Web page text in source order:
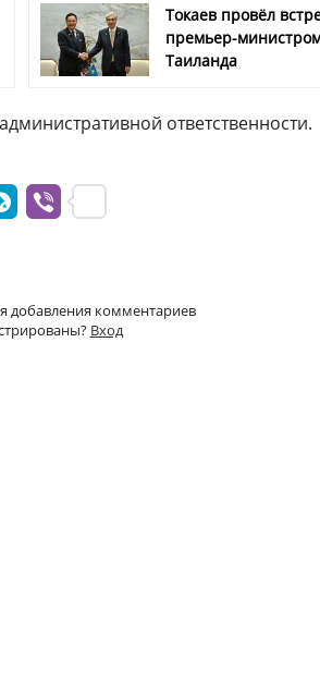
Токаев провёл
премьер-
Таиланда
ответственности.
добавления комментариев
Вход